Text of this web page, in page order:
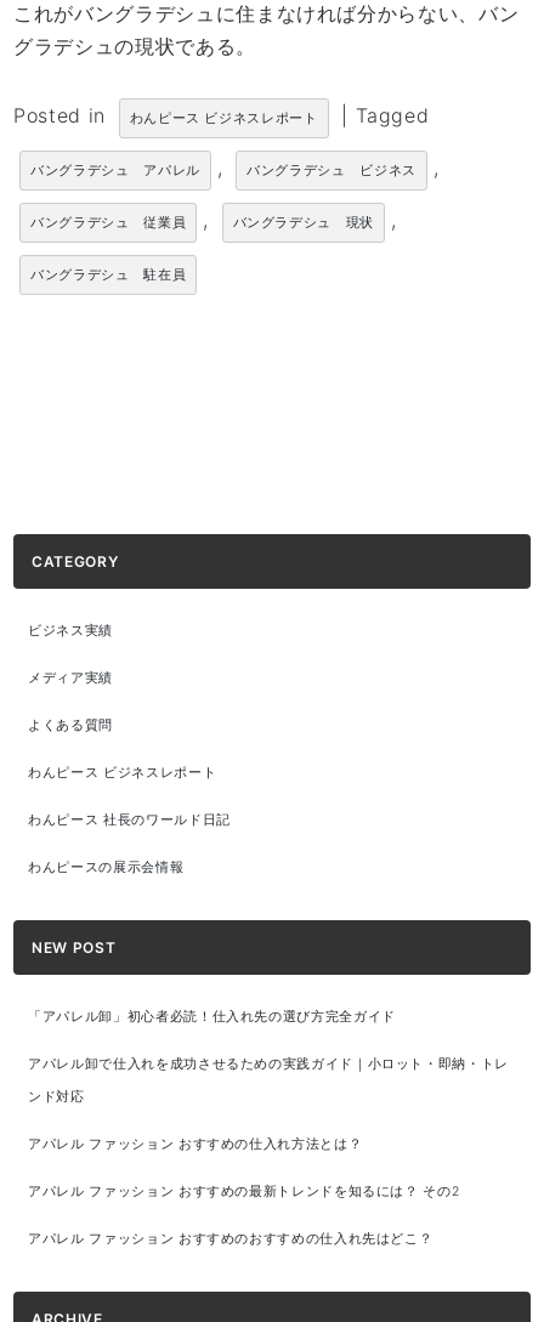
これがバングラデシュに住まなければ分からない、バン
グラデシュの現状である。
Posted in わんピース ビジネスレポート Tagged
バングラデシュ アパレル , バングラデシュ ビジネス ,
バングラデシュ 従業員 , バングラデシュ 現状 ,
バングラデシュ 駐在員
CATEGORY
ビジネス実績
メディア実績
よくある質問
わんピース ビジネスレポート
わんピース 社長のワールド日記
わんピースの展示会情報
NEW POST
「アパレル卸」初心者必読！仕入れ先の選び方完全ガイド
アパレル卸で仕入れを成功させるための実践ガイド｜小ロット・即納・トレ
ンド対応
アパレル ファッション おすすめの仕入れ方法とは？
アパレル ファッション おすすめの最新トレンドを知るには？ その2
アパレル ファッション おすすめのおすすめの仕入れ先はどこ？